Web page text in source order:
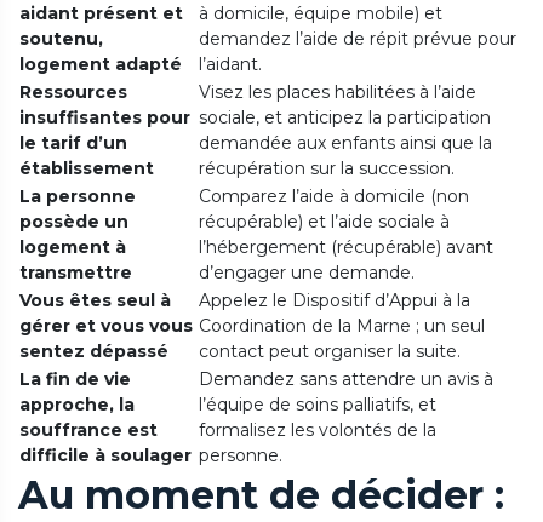
aidant présent et
soutenu,
logement adapté
à domicile, équipe mobile) et
demandez l’aide de répit prévue pour
l’aidant.
Ressources
insuffisantes pour
le tarif d’un
établissement
Visez les places habilitées à l’aide
sociale, et anticipez la participation
demandée aux enfants ainsi que la
récupération sur la succession.
La personne
possède un
logement à
transmettre
Comparez l’aide à domicile (non
récupérable) et l’aide sociale à
l’hébergement (récupérable) avant
d’engager une demande.
Vous êtes seul à
gérer et vous vous
sentez dépassé
Appelez le Dispositif d’Appui à la
Coordination de la Marne ; un seul
contact peut organiser la suite.
La fin de vie
approche, la
souffrance est
difficile à soulager
Demandez sans attendre un avis à
l’équipe de soins palliatifs, et
formalisez les volontés de la
personne.
Au moment de décider :